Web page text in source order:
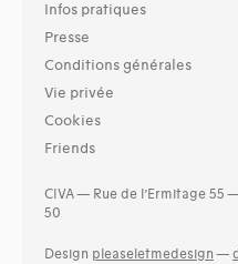
Infos pratiques
Presse
Conditions générales
Vie privée
Cookies
Friends
CIVA — Rue de l’Ermitage 55
50
Design pleaseletmedesign —